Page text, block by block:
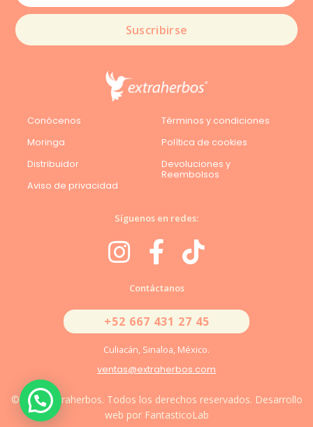
Suscribirse
Conócenos
Moringa
Distribuidor
Aviso de privacidad
Términos y condiciones
Política de cookies
Devoluciones y
Reembolsos
Síguenos en redes:
Contáctanos
+52 667 431 27 45
Culiacán, Sinaloa, México.
ventas@extraherbos.com
© 2026 Extraherbos. Todos los derechos reservados. Desarrollo
web por FantasticoLab